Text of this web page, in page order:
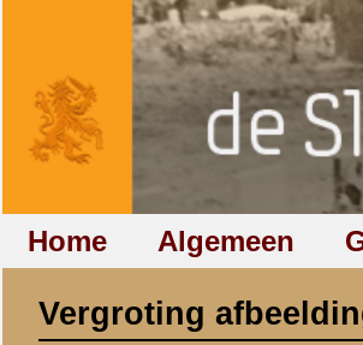
Home Algemeen Grebbeberg
Vergroting afbeelding